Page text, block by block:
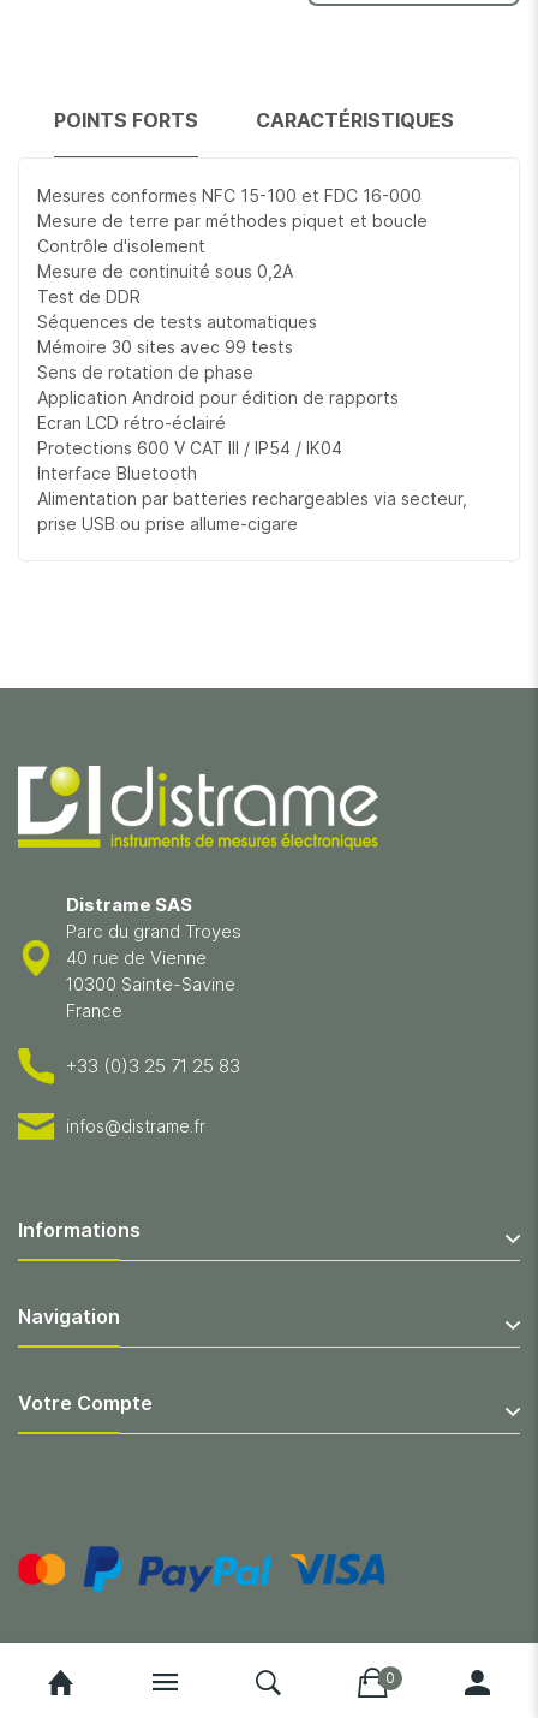
POINTS FORTS CARACTÉRISTIQUES
Mesures conformes NFC 15-100 et FDC 16-000
Mesure de terre par méthodes piquet et boucle
Contrôle d'isolement
Mesure de continuité sous 0,2A
Test de DDR
Séquences de tests automatiques
Mémoire 30 sites avec 99 tests
Sens de rotation de phase
Application Android pour édition de rapports
Ecran LCD rétro-éclairé
Protections 600 V CAT III / IP54 / IK04
Interface Bluetooth
Alimentation par batteries rechargeables via secteur,
prise USB ou prise allume-cigare
Distrame SAS
Parc du grand Troyes
40 rue de Vienne
10300 Sainte-Savine
France
+33 (0)3 25 71 25 83
infos@distrame.fr
Informations
Navigation
Votre Compte